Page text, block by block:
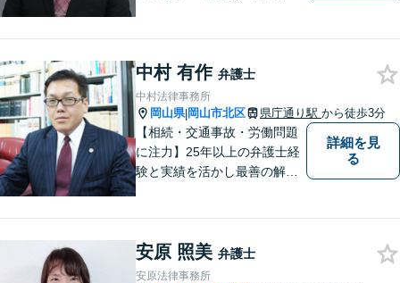
中村 有作 弁護士
中村法律事務所
岡山県|岡山市北区 県庁通り駅 から徒歩3分
【相続・交通事故・労働問題
に注力】25年以上の弁護士経
験と実績を活かし最善の解決
詳細を見
る
安原 照美 弁護士
安原法律事務所